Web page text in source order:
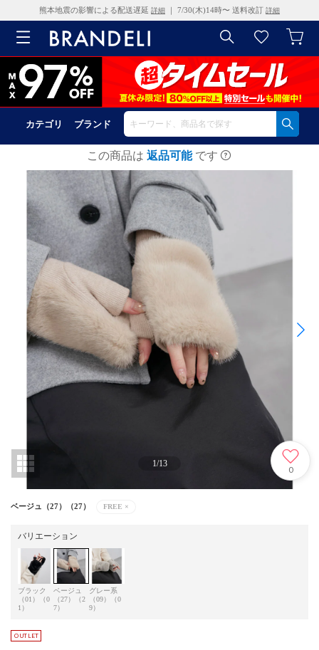
熊本地震の影響による配送遅延 詳細 ｜ 7/30(木)14時〜 送料改訂 詳細
カテゴリ ブランド
この商品は 返品可能 です
1/13
0
ベージュ（27）（27） FREE ×
バリエーション
ブラック
（01）（0
1）
ベージュ
（27）（2
7）
グレー系
（09）（0
9）